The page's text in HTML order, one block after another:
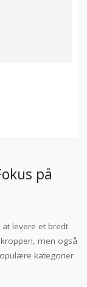
på
levere et bredt
men også
kategorier